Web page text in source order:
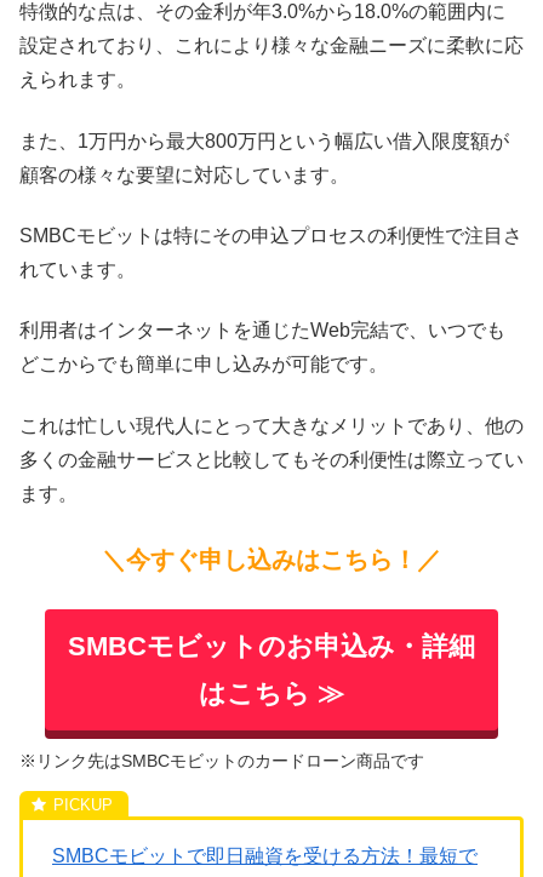
特徴的な点は、その金利が年3.0%から18.0%の範囲内に
設定されており、これにより様々な金融ニーズに柔軟に応
えられます。
また、1万円から最大800万円という幅広い借入限度額が
顧客の様々な要望に対応しています。
SMBCモビットは特にその申込プロセスの利便性で注目さ
れています。
利用者はインターネットを通じたWeb完結で、いつでも
どこからでも簡単に申し込みが可能です。
これは忙しい現代人にとって大きなメリットであり、他の
多くの金融サービスと比較してもその利便性は際立ってい
ます。
＼今すぐ申し込みはこちら！／
SMBCモビットのお申込み・詳細
はこちら ≫
※リンク先はSMBCモビットのカードローン商品です
SMBCモビットで即日融資を受ける方法！最短で